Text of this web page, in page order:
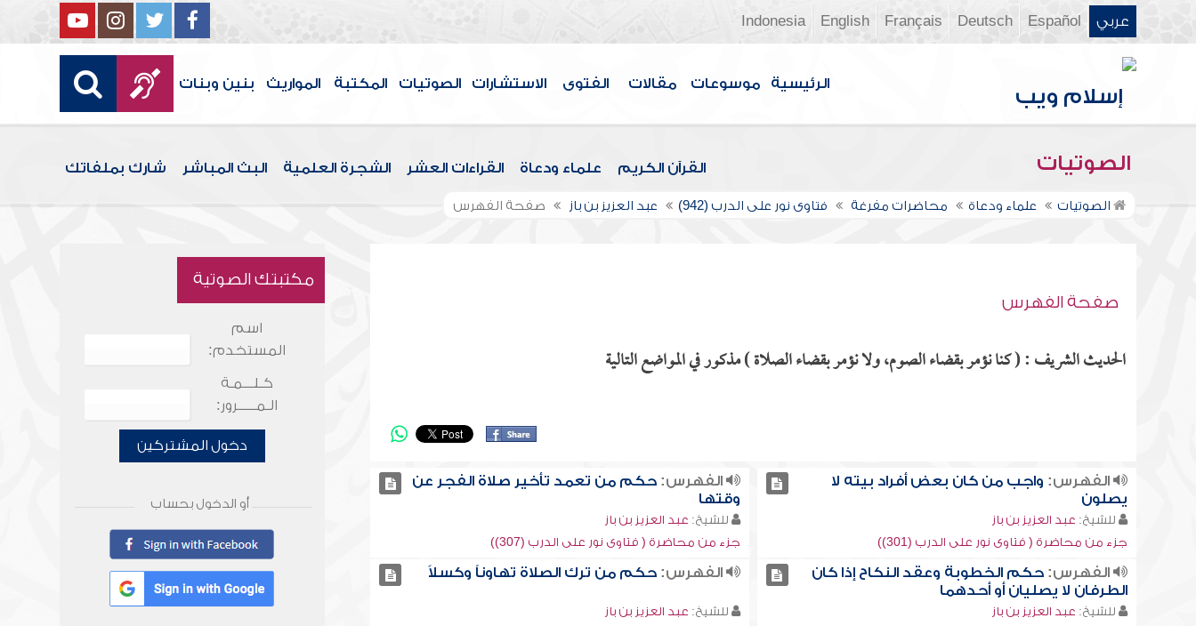
عربي Español
Deutsch
Français
English
Indonesia
الرئيسية موسوعات مقالات الفتوى الاستشارات الصوتيات المكتبة المواريث بنين وبنات
الصوتيات القرآن الكريم علماء ودعاة القراءات العشر الشجرة العلمية البث المباشر شارك بملفاتك
الصوتيات علماء ودعاة محاضرات مفرغة فتاوى نور على الدرب (942) عبد العزيز بن باز صفحة الفهرس
صفحة الفهرس
الحديث الشريف : ( كنا نؤمر بقضاء الصوم، ولا نؤمر بقضاء الصلاة ) مذكور في المواضع التالية
الفهرس: واجب من كان بعض أفراد بيته لا
يصلون
للشيخ: عبد العزيز بن باز
جزء من محاضرة ( فتاوى نور على الدرب (301))
الفهرس: حكم من تعمد تأخير صلاة الفجر عن
وقتها
للشيخ: عبد العزيز بن باز
جزء من محاضرة ( فتاوى نور على الدرب (307))
الفهرس:حكم الخطوبة وعقد النكاح إذا كان
الطرفان لا يصليان أو أحدهما
للشيخ: عبد العزيز بن باز
الفهرس: حكم من ترك الصلاة تهاوناً وكسلاً
للشيخ: عبد العزيز بن باز
مكتبتك الصوتية
اسم
المستخدم:
كـلـــمـة
الـمـــــرور:
دخول المشتركين
أو الدخول بحساب